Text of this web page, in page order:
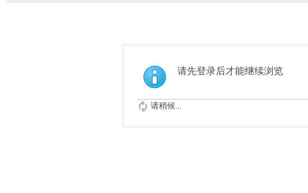
请先登录后才能继续浏览
请稍候...